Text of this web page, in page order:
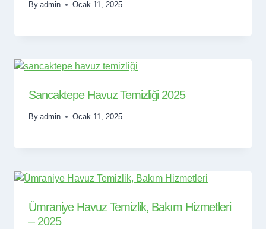
By admin Ocak 11, 2025
Sancaktepe Havuz Temizliği 2025
By admin Ocak 11, 2025
Ümraniye Havuz Temizlik, Bakım Hizmetleri
– 2025